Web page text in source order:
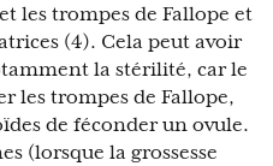
les trompes de Fallope et
(4). Cela peut avoir
la stérilité, car le
les trompes de Fallope,
de féconder un ovule.
(lorsque la grossesse